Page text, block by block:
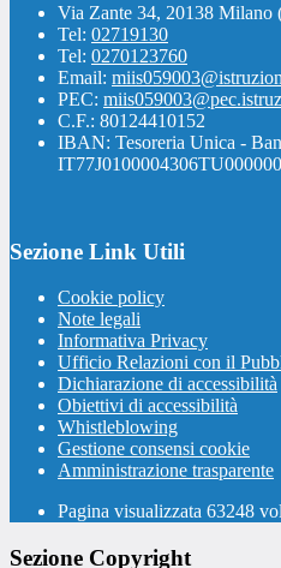
Via Zante 34, 20138 Milano
Tel: 02719130
Tel: 0270123760
Email:
PEC:
C.F.: 80124410152
IBAN: Tesoreria Unica -
Sezione Link Utili
Cookie policy
Note legali
Informativa Privacy
Ufficio Relazioni con il
Dichiarazione di accessibilità
Obiettivi di accessibilità
Whistleblowing
Gestione consensi cookie
Amministrazione trasparente
Pagina visualizzata 63248
Sezione Copyright